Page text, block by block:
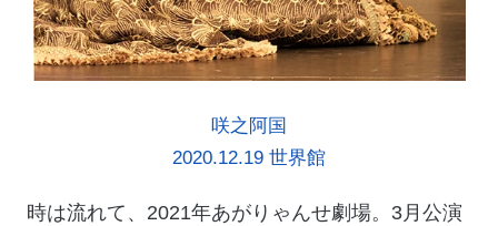
咲之阿国
2020.12.19 世界館
時は流れて、2021年あがりゃんせ劇場。3月公演